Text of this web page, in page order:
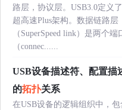
路层，协议层。USB3.0定义
超高速Plus架构。数据链路
（SuperSpeed link）是两个
（connec......
USB设备描述符、配置描
的拓扑关系
在USB设备的逻辑组织中，